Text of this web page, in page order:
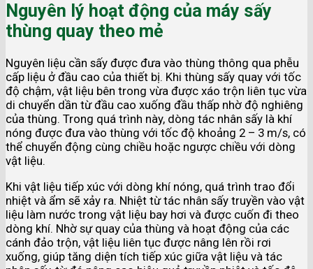
Nguyên lý hoạt động của máy sấy
thùng quay theo mẻ
Nguyên liệu cần sấy được đưa vào thùng thông qua phễu
cấp liệu ở đầu cao của thiết bị. Khi thùng sấy quay với tốc
độ chậm, vật liệu bên trong vừa được xáo trộn liên tục vừa
di chuyển dần từ đầu cao xuống đầu thấp nhờ độ nghiêng
của thùng. Trong quá trình này, dòng tác nhân sấy là khí
nóng được đưa vào thùng với tốc độ khoảng 2 – 3 m/s, có
thể chuyển động cùng chiều hoặc ngược chiều với dòng
vật liệu.
Khi vật liệu tiếp xúc với dòng khí nóng, quá trình trao đổi
nhiệt và ẩm sẽ xảy ra. Nhiệt từ tác nhân sấy truyền vào vật
liệu làm nước trong vật liệu bay hơi và được cuốn đi theo
dòng khí. Nhờ sự quay của thùng và hoạt động của các
cánh đảo trộn, vật liệu liên tục được nâng lên rồi rơi
xuống, giúp tăng diện tích tiếp xúc giữa vật liệu và tác